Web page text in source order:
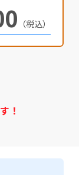
（税込）
！